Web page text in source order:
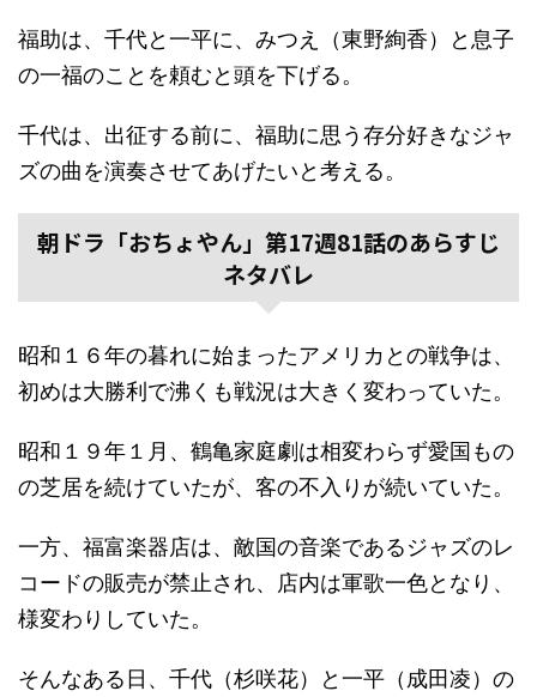
福助は、千代と一平に、みつえ（東野絢香）と息子
の一福のことを頼むと頭を下げる。
千代は、出征する前に、福助に思う存分好きなジャ
ズの曲を演奏させてあげたいと考える。
朝ドラ「おちょやん」第17週81話のあらすじ
ネタバレ
昭和１６年の暮れに始まったアメリカとの戦争は、
初めは大勝利で沸くも戦況は大きく変わっていた。
昭和１９年１月、鶴亀家庭劇は相変わらず愛国もの
の芝居を続けていたが、客の不入りが続いていた。
一方、福富楽器店は、敵国の音楽であるジャズのレ
コードの販売が禁止され、店内は軍歌一色となり、
様変わりしていた。
そんなある日、千代（杉咲花）と一平（成田凌）の